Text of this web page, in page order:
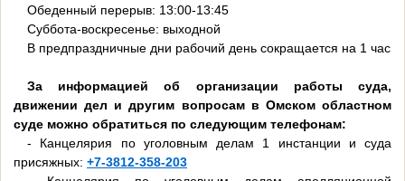
Обеденный перерыв: 13:00-13:45
Суббота-воскресенье: выходной
В предпраздничные дни рабочий день сокращается на 1 час
За информацией об организации работы суда,
движении дел и другим вопросам в Омском областном
суде можно обратиться по следующим телефонам:
- Канцелярия по уголовным делам 1 инстанции и суда
присяжных: +7-3812-358-203